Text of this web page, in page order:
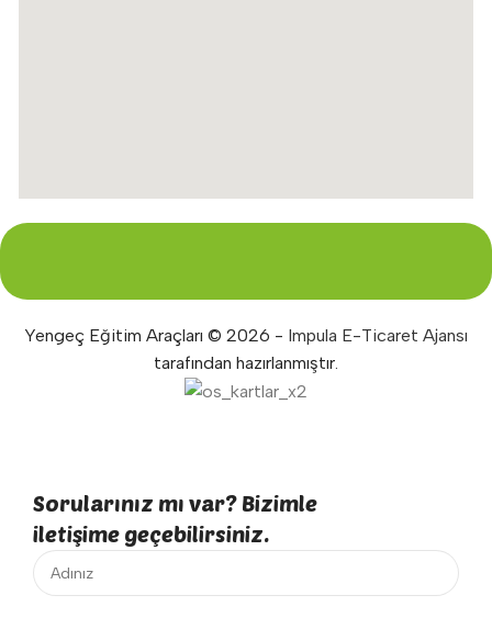
Yengeç Eğitim Araçları © 2026 - Impula E-Ticaret Ajansı
tarafından hazırlanmıştır.
Sorularınız mı var? Bizimle
iletişime geçebilirsiniz.